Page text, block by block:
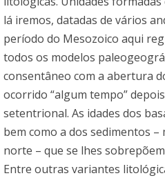
lá iremos, datadas de vários
período do Mesozoico aqui
todos os modelos
consentâneo com a abertura
ocorrido “algum tempo”
setentrional. As idades dos
bem como a dos sedimentos
norte – que se lhes
Entre outras variantes